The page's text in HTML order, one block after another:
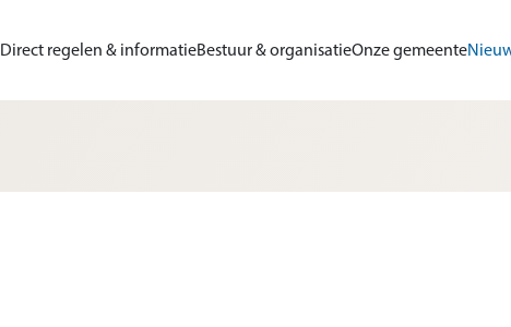
Direct regelen & informatieBestuur & organisatieOnze gemeente